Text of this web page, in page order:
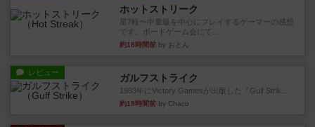
ホットストリーク
星7軽〜中量級を中心にプレイするゲーマーの感想
です。ボードゲーム会にて...
約18時間前 by おとん
レビュー ガルフストライク
1983年にVictory Gamesが出版した『Gulf Strik...
約19時間前 by Chaco